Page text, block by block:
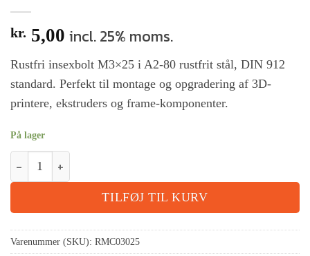
kr. 5,00 incl. 25% moms.
Rustfri insexbolt M3×25 i A2-80 rustfrit stål, DIN 912
standard. Perfekt til montage og opgradering af 3D-
printere, ekstruders og frame-komponenter.
På lager
TILFØJ TIL KURV
Varenummer (SKU): RMC03025